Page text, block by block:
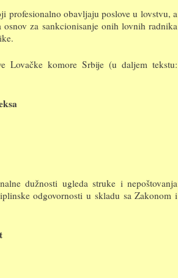
profesionalno obavljaju poslove u lovstvu, a
za sankcionisanje onih lovnih radnika
Lovačke komore Srbije (u daljem tekstu:
dužnosti ugleda struke i nepoštovanja
odgovornosti u skladu sa Zakonom i